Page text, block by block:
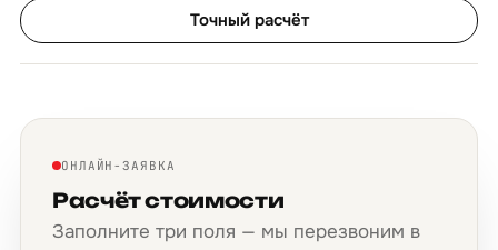
Точный расчёт
ОНЛАЙН-ЗАЯВКА
Расчёт стоимости
Заполните три поля — мы перезвоним в